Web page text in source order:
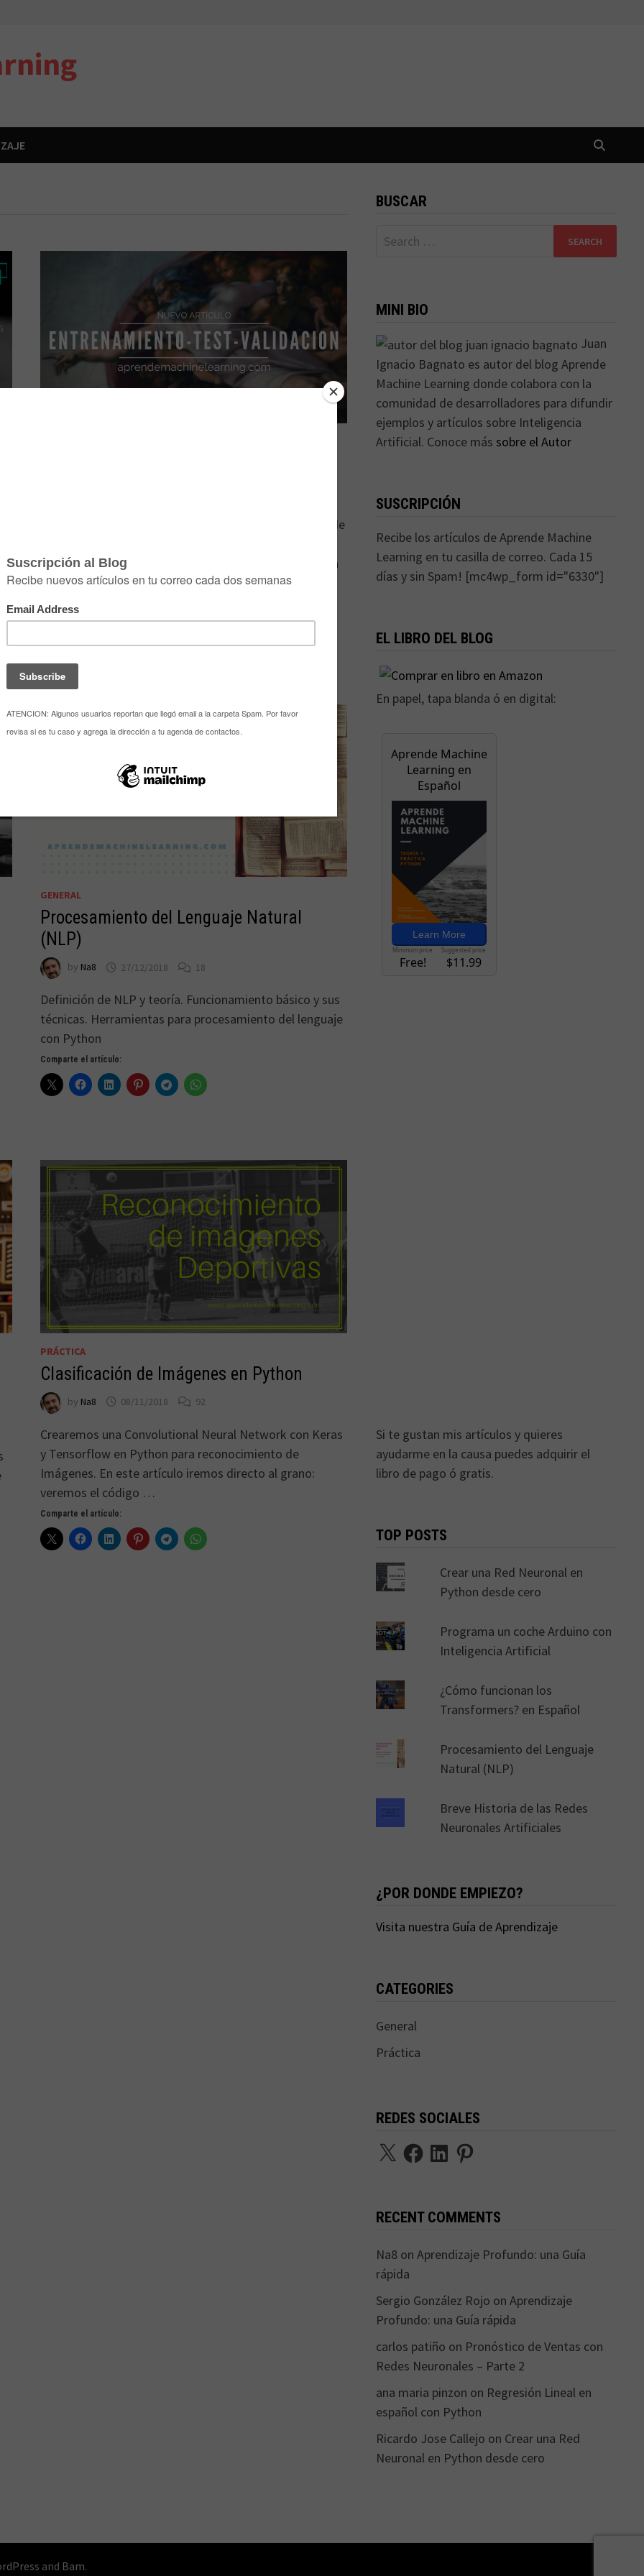
Vamos a comentar las diferencias entre los conjuntos de
Learning ya que suele haber bastante confusión en para
…
Comparte el artículo:
GENERAL
Procesamiento del Lenguaje Natural
(NLP)
by Na8 27/12/2018 18
Definición de NLP y teoría. Funcionamiento básico y sus
técnicas. Herramientas para procesamiento del lenguaje
con Python
Comparte el artículo:
PRÁCTICA
Clasificación de Imágenes en Python
by Na8 08/11/2018 92
Crearemos una Convolutional Neural Network con Keras
y Tensorflow en Python para reconocimiento de
Imágenes. En este artículo iremos directo al grano:
veremos el código …
Comparte el artículo:
BUSCAR
Search
MINI BIO
Juan
Ignacio Bagnato es autor del blog Aprende
Machine Learning donde colabora con la
comunidad de desarrolladores para difundir
ejemplos y artículos sobre Inteligencia
Artificial. Conoce más sobre el Autor
SUSCRIPCIÓN
Recibe los artículos de Aprende Machine
Learning en tu casilla de correo. Cada 15
días y sin Spam! [mc4wp_form id="6330"]
EL LIBRO DEL BLOG
En papel, tapa blanda ó en digital:
Si te gustan mis artículos y quieres
ayudarme en la causa puedes adquirir el
libro de pago ó gratis.
TOP POSTS
Crear una Red Neuronal en
Python desde cero
Programa un coche Arduino con
Inteligencia Artificial
¿Cómo funcionan los
Transformers? en Español
Procesamiento del Lenguaje
Natural (NLP)
Breve Historia de las Redes
Neuronales Artificiales
¿POR DONDE EMPIEZO?
Visita nuestra Guía de Aprendizaje
CATEGORIES
General
Práctica
REDES SOCIALES
X FacebookLinkedInPinterest
RECENT COMMENTS
Na8on Aprendizaje Profundo: una Guía
rápida
Sergio González Rojo on Aprendizaje
Profundo: una Guía rápida
carlos patiño on Pronóstico de Ventas con
Redes Neuronales – Parte 2
ana maria pinzon on Regresión Lineal en
español con Python
Ricardo Jose Callejo on Crear una Red
Neuronal en Python desde cero
and Bam.